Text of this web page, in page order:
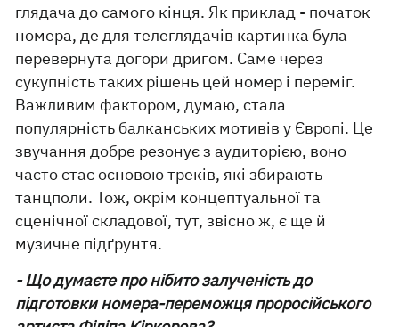
глядача до самого кінця. Як приклад - початок
номера, де для телеглядачів картинка була
перевернута догори дригом. Саме через
сукупність таких рішень цей номер і переміг.
Важливим фактором, думаю, стала
популярність балканських мотивів у Європі. Це
звучання добре резонує з аудиторією, воно
часто стає основою треків, які збирають
танцполи. Тож, окрім концептуальної та
сценічної складової, тут, звісно ж, є ще й
музичне підґрунтя.
- Що думаєте про нібито залученість до
підготовки номера-переможця проросійського